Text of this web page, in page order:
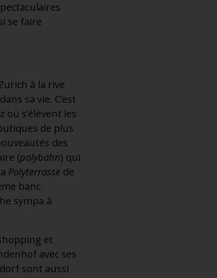
se faire
à la rive
sa vie. C’est
où s’élèvent les
de plus
des
(polybahn) qui
Polyterrasse de
banc
sympa à
et
avec ses
sont aussi